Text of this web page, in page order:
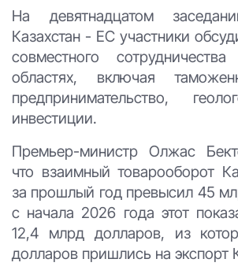
На девятнадцатом
Казахстан - ЕС участники
совместного
областях, включая
предпринимательство,
инвестиции.
Премьер-министр Олжас
что взаимный товарооборот
за прошлый год превысил 45
с начала 2026 года этот
12,4 млрд долларов, из
долларов пришлись на экспорт